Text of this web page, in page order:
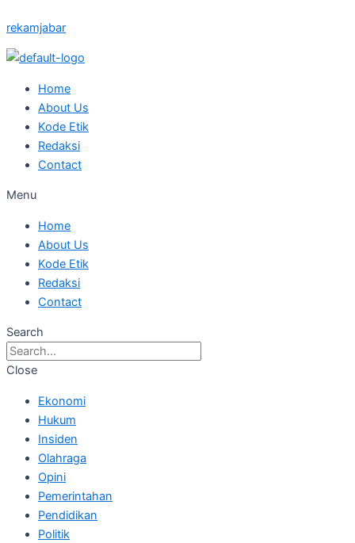
to
content
rekamjabar
Home
About Us
Kode Etik
Redaksi
Contact
Menu
Home
About Us
Kode Etik
Redaksi
Contact
Search
Close
Ekonomi
Hukum
Insiden
Olahraga
Opini
Pemerintahan
Pendidikan
Politik